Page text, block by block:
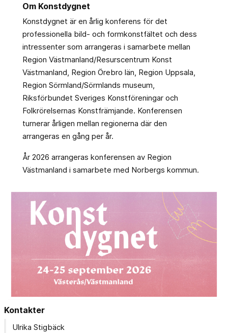
Om Konstdygnet
Konstdygnet är en årlig konferens för det
professionella bild- och formkonstfältet och dess
intressenter som arrangeras i samarbete mellan
Region Västmanland/Resurscentrum Konst
Västmanland, Region Örebro län, Region Uppsala,
Region Sörmland/Sörmlands museum,
Riksförbundet Sveriges Konstföreningar och
Folkrörelsernas Konstfrämjande. Konferensen
turnerar årligen mellan regionerna där den
arrangeras en gång per år.
År 2026 arrangeras konferensen av Region
Västmanland i samarbete med Norbergs kommun.
Kontakter
Ulrika Stigbäck